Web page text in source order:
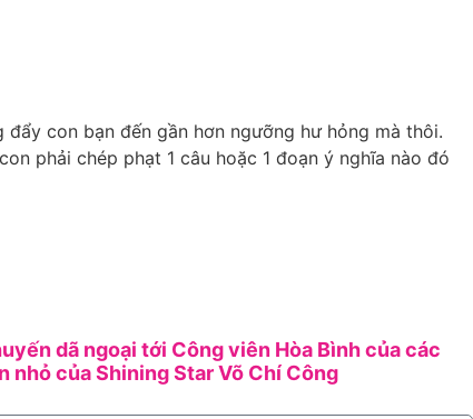
con bạn đến gần hơn ngưỡng hư hỏng mà thôi.
phải chép phạt 1 câu hoặc 1 đoạn ý nghĩa nào đó
dã ngoại tới Công viên Hòa Bình của các
nhỏ của Shining Star Võ Chí Công